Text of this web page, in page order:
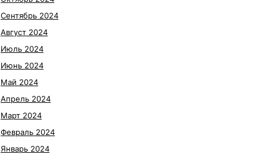
Сентябрь 2024
Август 2024
Июль 2024
Июнь 2024
Май 2024
Апрель 2024
Март 2024
Февраль 2024
Январь 2024